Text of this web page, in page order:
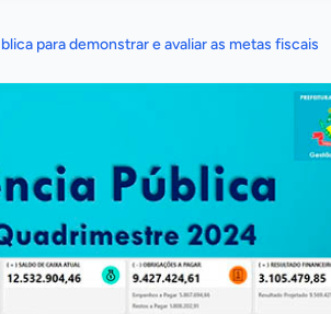
para demonstrar e avaliar as metas fiscais